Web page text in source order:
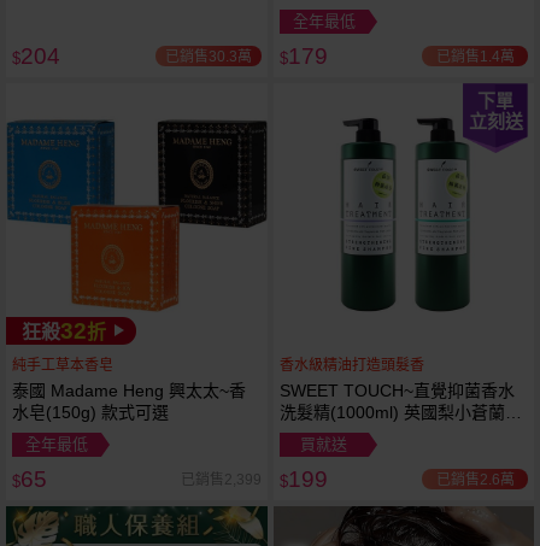
$204 已銷售30.3萬
全年最低
$179 已銷售1.4萬
狂殺32折
純手工草本香皂
泰國 Madame Heng 興太太~香
水皂(150g) 款式可選
全年最低
$65 已銷售2,399
下單
立刻送
香水級精油打造頭髮香
SWEET TOUCH~直覺抑菌香水
洗髮精(1000ml) 英國梨小蒼蘭／
鼠尾草海鹽 款式可選
買就送
$199 已銷售2.6萬